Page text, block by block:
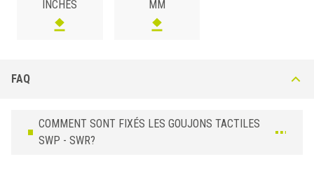
INCHES
MM
FAQ
COMMENT SONT FIXÉS LES GOUJONS TACTILES
SWP - SWR?